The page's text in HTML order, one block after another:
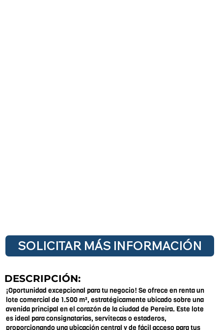
SOLICITAR MÁS INFORMACIÓN
DESCRIPCIÓN:
¡Oportunidad excepcional para tu negocio! Se ofrece en renta un
lote comercial de 1.500 m², estratégicamente ubicado sobre una
avenida principal en el corazón de la ciudad de Pereira. Este lote
es ideal para consignatarias, servitecas o estaderos,
proporcionando una ubicación central y de fácil acceso para tus